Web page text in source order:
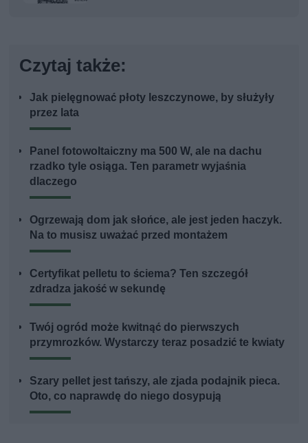
Czytaj także:
Jak pielęgnować płoty leszczynowe, by służyły
przez lata
Panel fotowoltaiczny ma 500 W, ale na dachu
rzadko tyle osiąga. Ten parametr wyjaśnia
dlaczego
Ogrzewają dom jak słońce, ale jest jeden haczyk.
Na to musisz uważać przed montażem
Certyfikat pelletu to ściema? Ten szczegół
zdradza jakość w sekundę
Twój ogród może kwitnąć do pierwszych
przymrozków. Wystarczy teraz posadzić te kwiaty
Szary pellet jest tańszy, ale zjada podajnik pieca.
Oto, co naprawdę do niego dosypują